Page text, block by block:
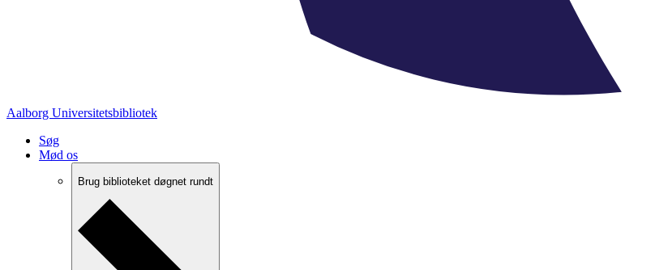
Aalborg Universitets­bibliotek
Søg
Mød os
Brug biblioteket døgnet rundt